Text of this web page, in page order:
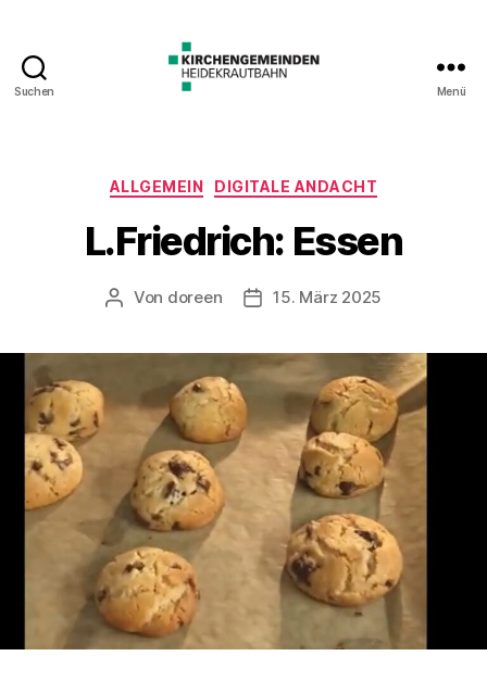
Suchen Menü
Kategorien
ALLGEMEIN DIGITALE ANDACHT
L.Friedrich: Essen
Beitragsautor
Von doreen Veröffentlichungsdatum
15. März 2025